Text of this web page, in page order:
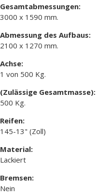
Gesamtabmessungen:
3000 x 1590 mm.
Abmessung des Aufbaus:
2100 x 1270 mm.
Achse:
1 von 500 Kg.
(Zulässige Gesamtmasse):
500 Kg.
Reifen:
145-13" (Zoll)
Material:
Lackiert
Bremsen:
Nein